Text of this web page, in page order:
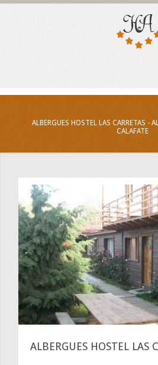
ALBERGUES HOSTEL LAS CARRETAS -
CALAFATE
ALBERGUES HOSTEL LAS